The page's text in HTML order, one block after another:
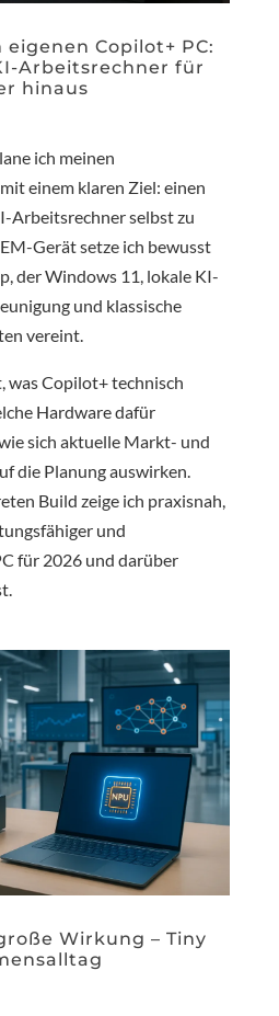
Copilot+ PC:
Arbeitsrechner für
hinaus
ich meinen
einem klaren Ziel: einen
Arbeitsrechner selbst zu
Gerät setze ich bewusst
der Windows 11, lokale KI-
und klassische
vereint.
was Copilot+ technisch
Hardware dafür
sich aktuelle Markt- und
die Planung auswirken.
Build zeige ich praxisnah,
und
für 2026 und darüber
Wirkung – Tiny